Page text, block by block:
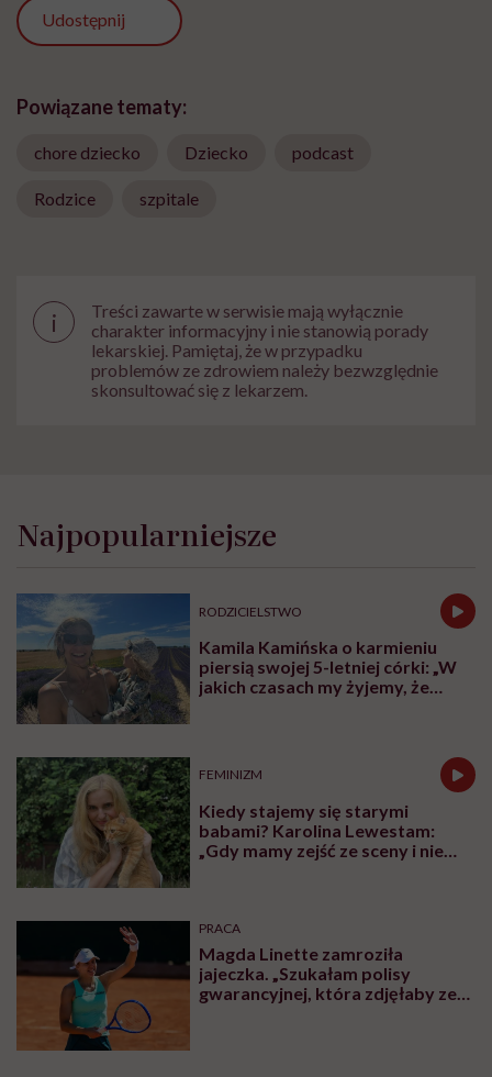
Udostępnij
Powiązane tematy:
chore dziecko Dziecko podcast
Rodzice szpitale
i
Treści zawarte w serwisie mają wyłącznie
charakter informacyjny i nie stanowią porady
lekarskiej. Pamiętaj, że w przypadku
problemów ze zdrowiem należy bezwzględnie
skonsultować się z lekarzem.
Najpopularniejsze
RODZICIELSTWO
Kamila Kamińska o karmieniu
piersią swojej 5-letniej córki: „W
jakich czasach my żyjemy, że
FEMINIZM
Kiedy stajemy się starymi
babami? Karolina Lewestam:
„Gdy mamy zejść ze sceny i nie
PRACA
Magda Linette zamroziła
jajeczka. „Szukałam polisy
gwarancyjnej, która zdjęłaby ze